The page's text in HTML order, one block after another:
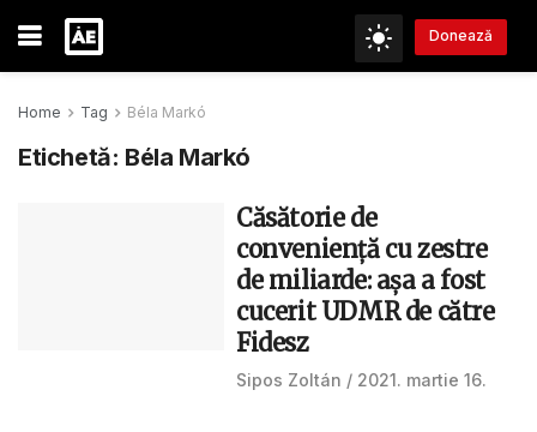
Donează
Home Tag Béla Markó
Etichetă: Béla Markó
Căsătorie de
conveniență cu zestre
de miliarde: așa a fost
cucerit UDMR de către
Fidesz
Sipos Zoltán 2021. martie 16.